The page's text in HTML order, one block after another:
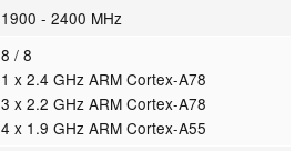
1900 - 2400 MHz
8 / 8
1 x 2.4 GHz ARM Cortex-A78
3 x 2.2 GHz ARM Cortex-A78
4 x 1.9 GHz ARM Cortex-A55